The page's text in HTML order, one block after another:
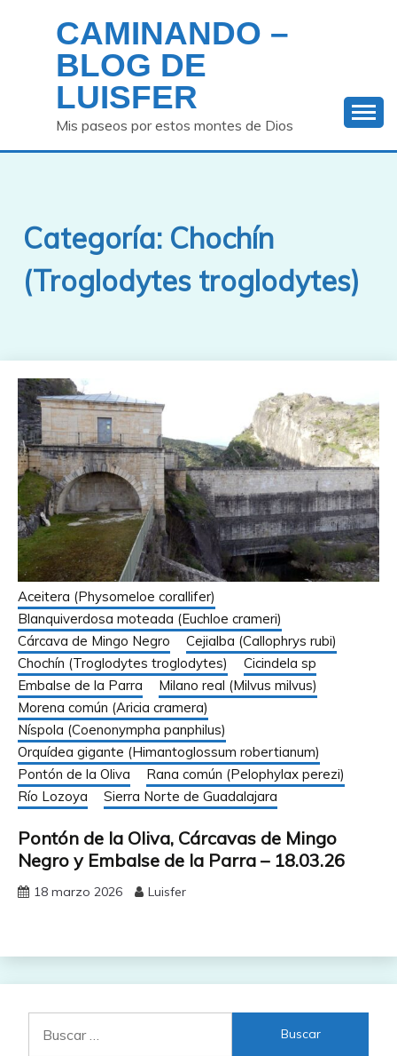
contenido
CAMINANDO –
BLOG DE
LUISFER
Mis paseos por estos montes de Dios
Categoría: Chochín
(Troglodytes troglodytes)
Aceitera (Physomeloe corallifer)
Blanquiverdosa moteada (Euchloe crameri)
Cárcava de Mingo Negro
Cejialba (Callophrys rubi)
Chochín (Troglodytes troglodytes)
Cicindela sp
Embalse de la Parra
Milano real (Milvus milvus)
Morena común (Aricia cramera)
Níspola (Coenonympha panphilus)
Orquídea gigante (Himantoglossum robertianum)
Pontón de la Oliva
Rana común (Pelophylax perezi)
Río Lozoya
Sierra Norte de Guadalajara
Pontón de la Oliva, Cárcavas de Mingo
Negro y Embalse de la Parra – 18.03.26
18 marzo 2026 Luisfer